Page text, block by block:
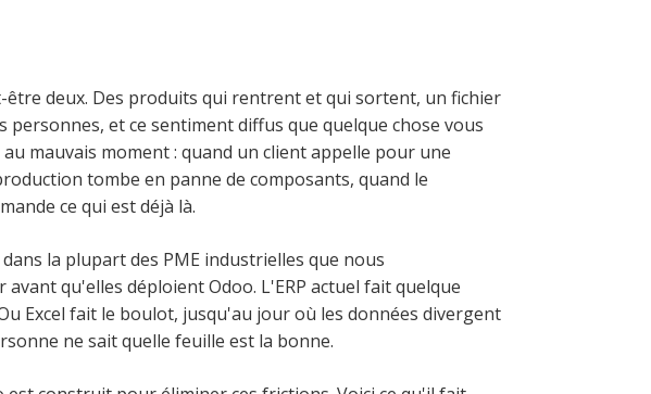
être deux. Des produits qui rentrent et qui sortent, un fichier
personnes, et ce sentiment diffus que quelque chose vous
mauvais moment : quand un client appelle pour une
tombe en panne de composants, quand le
ce qui est déjà là.
la plupart des PME industrielles que nous
qu'elles déploient Odoo. L'ERP actuel fait quelque
Excel fait le boulot, jusqu'au jour où les données divergent
ne sait quelle feuille est la bonne.